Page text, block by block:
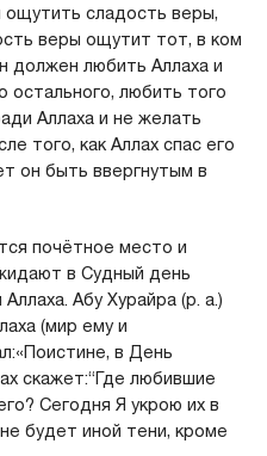
ощутить сладость веры,
веры ощутит тот, в ком
должен любить Аллаха и
остального, любить того
Аллаха и не желать
того, как Аллах спас его
он быть ввергнутым в
почётное место и
в Судный день
Абу Хурайра (р. а.)
(мир ему и
в День
скажет:“Где любившие
Сегодня Я укрою их в
будет иной тени, кроме